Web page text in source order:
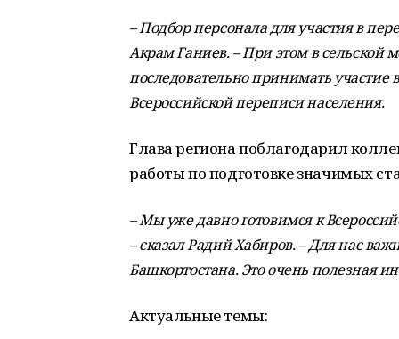
– Подбор персонала для участия в
Акрам Ганиев. – При этом в сельской
последовательно принимать участие
Всероссийской переписи населения.
Глава региона поблагодарил
работы по подготовке значимых
– Мы уже давно готовимся к
– сказал Радий Хабиров. – Для нас
Башкортостана. Это очень полезная
Актуальные темы: